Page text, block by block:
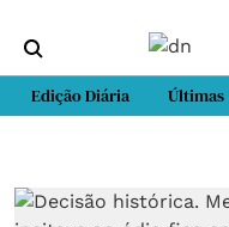
Edição Diária Últimas